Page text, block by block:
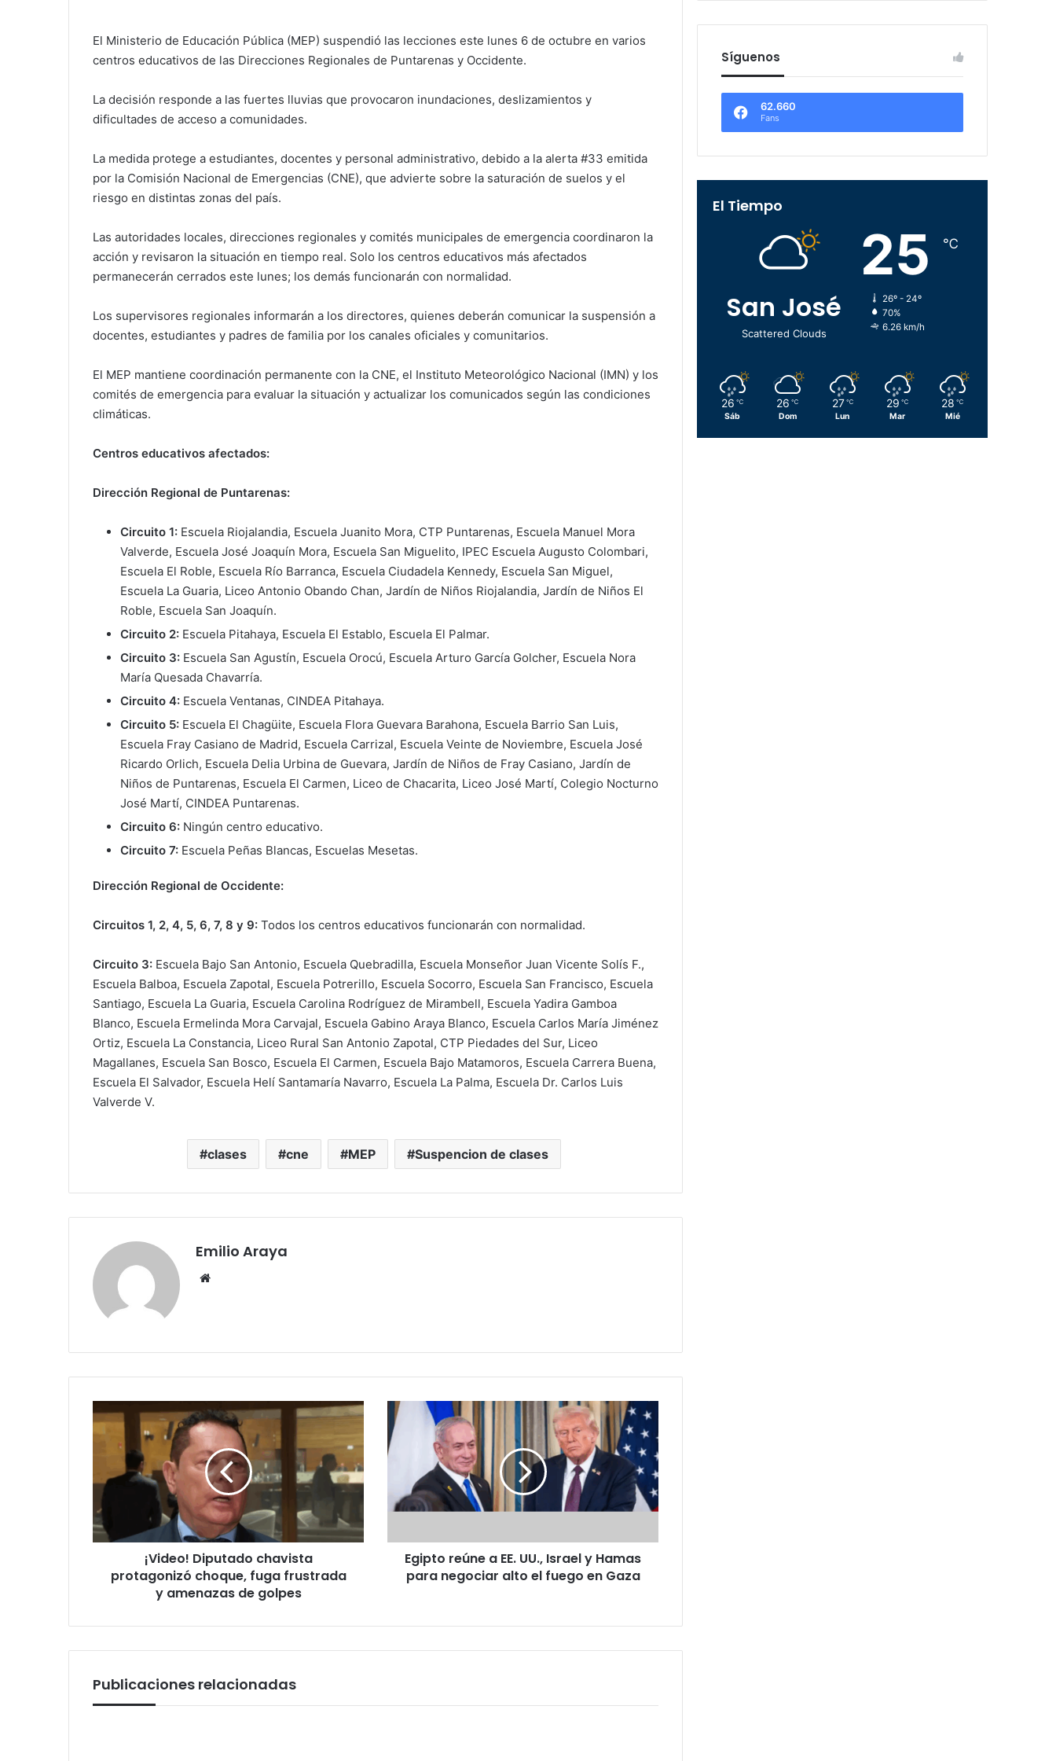
El Ministerio de Educación Pública (MEP) suspendió las lecciones este lunes 6 de octubre en varios
centros educativos de las Direcciones Regionales de Puntarenas y Occidente.
La decisión responde a las fuertes lluvias que provocaron inundaciones, deslizamientos y
dificultades de acceso a comunidades.
La medida protege a estudiantes, docentes y personal administrativo, debido a la alerta #33 emitida
por la Comisión Nacional de Emergencias (CNE), que advierte sobre la saturación de suelos y el
riesgo en distintas zonas del país.
Las autoridades locales, direcciones regionales y comités municipales de emergencia coordinaron la
acción y revisaron la situación en tiempo real. Solo los centros educativos más afectados
permanecerán cerrados este lunes; los demás funcionarán con normalidad.
Los supervisores regionales informarán a los directores, quienes deberán comunicar la suspensión a
docentes, estudiantes y padres de familia por los canales oficiales y comunitarios.
El MEP mantiene coordinación permanente con la CNE, el Instituto Meteorológico Nacional (IMN) y los
comités de emergencia para evaluar la situación y actualizar los comunicados según las condiciones
climáticas.
Centros educativos afectados:
Dirección Regional de Puntarenas:
Circuito 1: Escuela Riojalandia, Escuela Juanito Mora, CTP Puntarenas, Escuela Manuel Mora
Valverde, Escuela José Joaquín Mora, Escuela San Miguelito, IPEC Escuela Augusto Colombari,
Escuela El Roble, Escuela Río Barranca, Escuela Ciudadela Kennedy, Escuela San Miguel,
Escuela La Guaria, Liceo Antonio Obando Chan, Jardín de Niños Riojalandia, Jardín de Niños El
Roble, Escuela San Joaquín.
Circuito 2: Escuela Pitahaya, Escuela El Establo, Escuela El Palmar.
Circuito 3: Escuela San Agustín, Escuela Orocú, Escuela Arturo García Golcher, Escuela Nora
María Quesada Chavarría.
Circuito 4: Escuela Ventanas, CINDEA Pitahaya.
Circuito 5: Escuela El Chagüite, Escuela Flora Guevara Barahona, Escuela Barrio San Luis,
Escuela Fray Casiano de Madrid, Escuela Carrizal, Escuela Veinte de Noviembre, Escuela José
Ricardo Orlich, Escuela Delia Urbina de Guevara, Jardín de Niños de Fray Casiano, Jardín de
Niños de Puntarenas, Escuela El Carmen, Liceo de Chacarita, Liceo José Martí, Colegio Nocturno
José Martí, CINDEA Puntarenas.
Circuito 6: Ningún centro educativo.
Circuito 7: Escuela Peñas Blancas, Escuelas Mesetas.
Dirección Regional de Occidente:
Circuitos 1, 2, 4, 5, 6, 7, 8 y 9: Todos los centros educativos funcionarán con normalidad.
Circuito 3: Escuela Bajo San Antonio, Escuela Quebradilla, Escuela Monseñor Juan Vicente Solís F.,
Escuela Balboa, Escuela Zapotal, Escuela Potrerillo, Escuela Socorro, Escuela San Francisco, Escuela
Santiago, Escuela La Guaria, Escuela Carolina Rodríguez de Mirambell, Escuela Yadira Gamboa
Blanco, Escuela Ermelinda Mora Carvajal, Escuela Gabino Araya Blanco, Escuela Carlos María Jiménez
Ortiz, Escuela La Constancia, Liceo Rural San Antonio Zapotal, CTP Piedades del Sur, Liceo
Magallanes, Escuela San Bosco, Escuela El Carmen, Escuela Bajo Matamoros, Escuela Carrera Buena,
Escuela El Salvador, Escuela Helí Santamaría Navarro, Escuela La Palma, Escuela Dr. Carlos Luis
Valverde V.
clases cne MEP Suspencion de clases
Emilio Araya
Diputado
chavista
protagonizó
choque,
fuga
frustrada
y
amenazas
golpes
¡Video! Diputado chavista
protagonizó choque, fuga frustrada
y amenazas de golpes
Egipto
reúne
a
EE.
Israel
para
negociar
en
Egipto reúne a EE. UU., Israel y Hamas
para negociar alto el fuego en Gaza
Publicaciones relacionadas
Síguenos
62.660
Fans
El Tiempo
San José
Scattered Clouds
25 ℃
26º - 24º
70%
6.26 km/h
26 ℃
Sáb
26 ℃
Dom
27 ℃
Lun
29 ℃
Mar
28 ℃
Mié